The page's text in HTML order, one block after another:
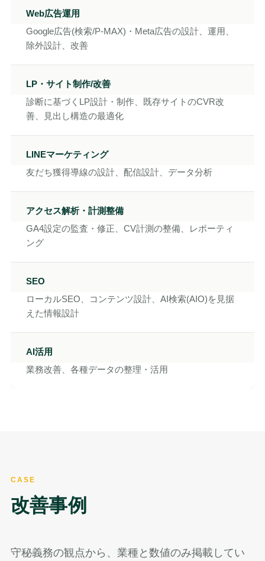
Web広告運用
Google広告(検索/P-MAX)・Meta広告の設計、運用、
除外設計、改善
LP・サイト制作/改善
診断に基づくLP設計・制作、既存サイトのCVR改
善、見出し構造の最適化
LINEマーケティング
友だち獲得導線の設計、配信設計、データ分析
アクセス解析・計測整備
GA4設定の監査・修正、CV計測の整備、レポーティ
ング
SEO
ローカルSEO、コンテンツ設計、AI検索(AIO)を見据
えた情報設計
AI活用
業務改善、各種データの整理・活用
CASE
改善事例
守秘義務の観点から、業種と数値のみ掲載してい